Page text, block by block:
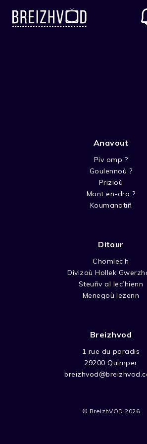
Anavout
Piv omp ?
Goulennoù ?
Prizioù
Mont en-dro ?
Koumanatiñ
Ditour
Chomlec’h
Divizoù Hollek
Steuñv al lec’hienn
Menegoù lezenn
Breizhvod
1 rue du paradis
29200 Quimper
© BreizhVOD 2026